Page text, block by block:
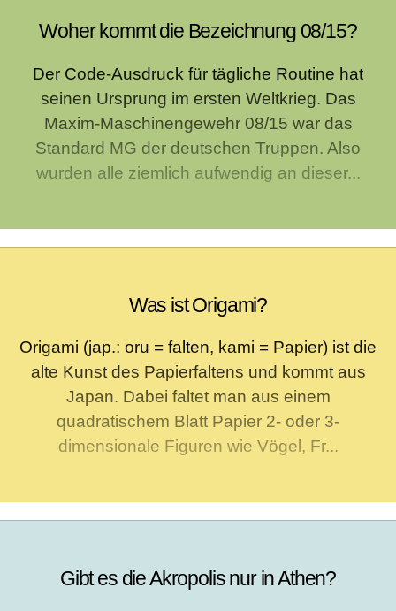
Woher kommt die Bezeichnung 08/15?
Der Code-Ausdruck für tägliche Routine hat
seinen Ursprung im ersten Weltkrieg. Das
Maxim-Maschinengewehr 08/15 war das
Standard MG der deutschen Truppen. Also
wurden alle ziemlich aufwendig an dieser...
Was ist Origami?
Origami (jap.: oru = falten, kami = Papier) ist die
alte Kunst des Papierfaltens und kommt aus
Japan. Dabei faltet man aus einem
quadratischem Blatt Papier 2- oder 3-
dimensionale Figuren wie Vögel, Fr...
Gibt es die Akropolis nur in Athen?